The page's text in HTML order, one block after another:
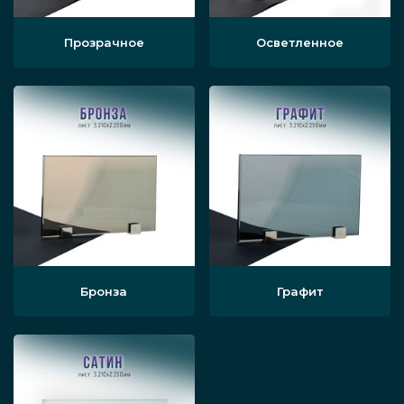
посоветуют, как лучше интегрировать
подобный витраж в ваши помещения, чтобы
цветовой гамме и тематике.
Последовательность
изготовления
Процесс производства изделий а-ля
Тиффани может несколько варьироваться в
но в общем виде всё происходит так.
Дизайнеры создают эскиз в
Прозрачное Осветленное
Бронза Графит